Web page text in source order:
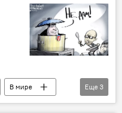
отставка
В мире
карикатура
Еще 3